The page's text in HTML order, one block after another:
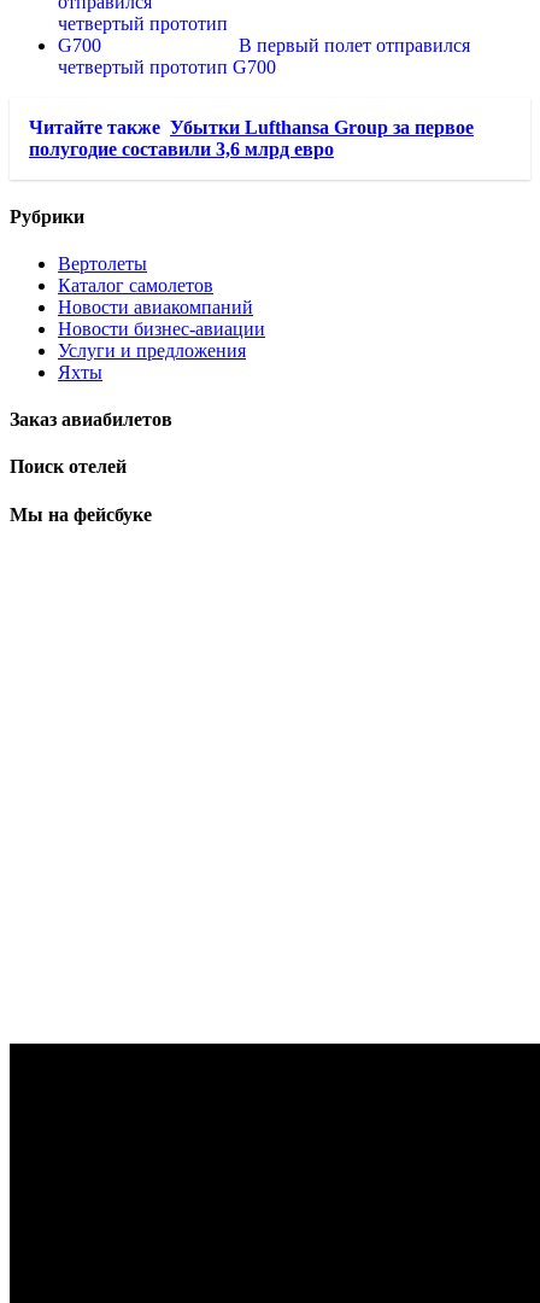
В первый полет отправился
четвертый прототип G700
Читайте также Убытки Lufthansa Group за первое
полугодие составили 3,6 млрд евро
Рубрики
Вертолеты
Каталог самолетов
Новости авиакомпаний
Новости бизнес-авиации
Услуги и предложения
Яхты
Заказ авиабилетов
Поиск отелей
Мы на фейсбуке